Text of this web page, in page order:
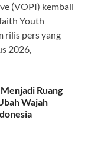
(VOPI) kembali
Youth
rilis pers yang
2026,
Ruang
Wajah